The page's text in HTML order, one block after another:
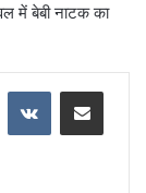
में बेबी नाटक का
VKontakteShare via Email